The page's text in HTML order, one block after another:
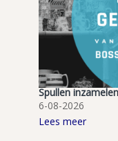
Spullen
6-08-2026
Lees meer